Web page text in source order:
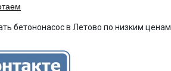
бетононасос в Летово по низким ценам